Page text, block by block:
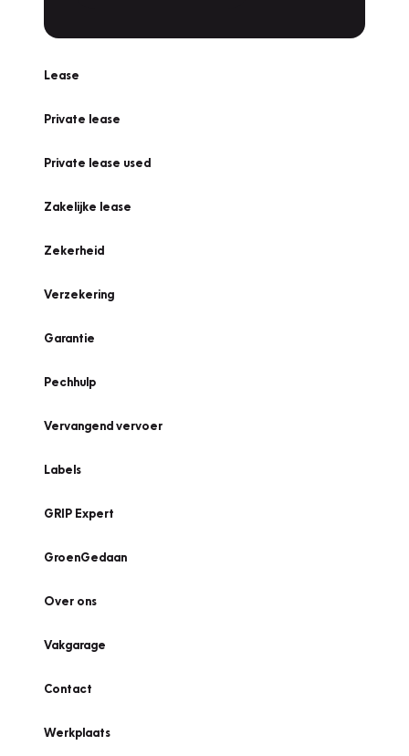
Lease
Private lease
Private lease used
Zakelijke lease
Zekerheid
Verzekering
Garantie
Pechhulp
Vervangend vervoer
Labels
GRIP Expert
GroenGedaan
Over ons
Vakgarage
Contact
Werkplaats